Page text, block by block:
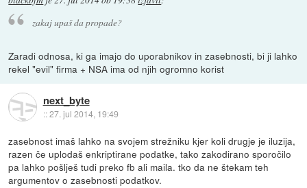
zakaj upaš da propade?
Zaradi odnosa, ki ga imajo do uporabnikov in zasebnosti, bi ji lahko
rekel "evil" firma + NSA ima od njih ogromno korist
next_byte
::27. jul 2014, 19:49
zasebnost imaš lahko na svojem strežniku kjer koli drugje je iluzija,
razen če uplodaš enkriptirane podatke, tako zakodirano sporočilo
pa lahko pošlješ tudi preko fb ali maila. tko da ne štekam teh
argumentov o zasebnosti podatkov.